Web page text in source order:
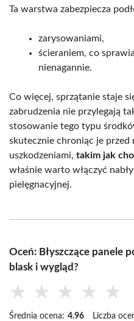
Ta warstwa zabezpiecza
zarysowaniami,
ścieraniem, co
nienagannie.
Co więcej, sprzątanie staje
zabrudzenia nie przylegają
stosowanie tego typu
skutecznie chroniąc je przed
uszkodzeniami, takim jak
właśnie warto włączyć
pielęgnacyjnej.
Oceń: Błyszczące panele
blask i wygląd?
★ ★ ★ ★ ★
Średnia ocena: 4.96 Liczba